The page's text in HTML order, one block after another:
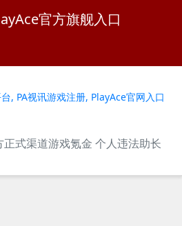
官方旗舰入口
, PA视讯游戏注册, PlayAce官网入口
正式渠道游戏氪金 个人违法助长